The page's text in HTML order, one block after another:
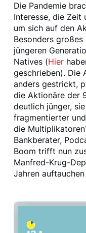
Die Pandemie
Interesse, die Zeit
um sich auf den
Besonders
jüngeren
Natives (Hier
geschrieben). Die
anders gestrickt,
die Aktionäre der
deutlich jünger,
fragmentierter
die
Bankberater,
Boom trifft nun
Manfred-Krug-
Jahren